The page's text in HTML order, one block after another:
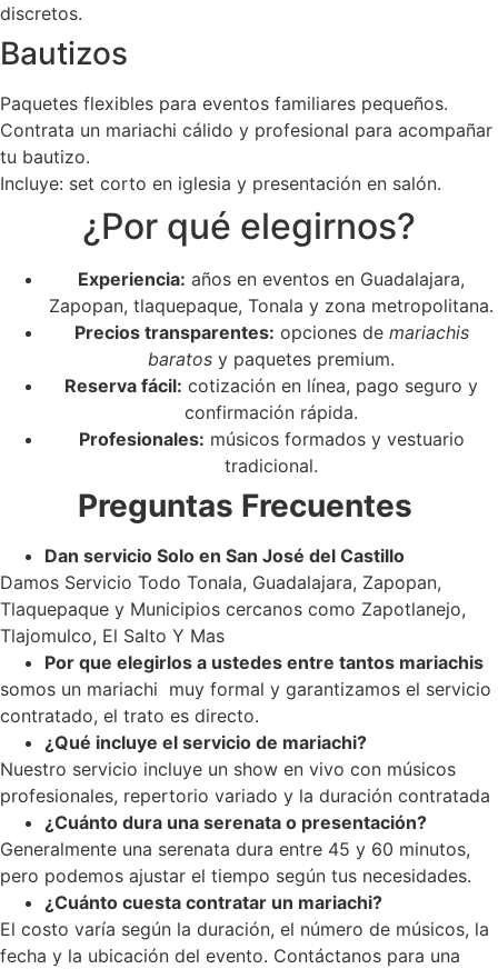
discretos.
Bautizos
Paquetes flexibles para eventos familiares pequeños.
Contrata un mariachi cálido y profesional para acompañar
tu bautizo.
Incluye: set corto en iglesia y presentación en salón.
¿Por qué elegirnos?
Experiencia: años en eventos en Guadalajara,
Zapopan, tlaquepaque, Tonala y zona metropolitana.
Precios transparentes: opciones de mariachis
baratos y paquetes premium.
Reserva fácil: cotización en línea, pago seguro y
confirmación rápida.
Profesionales: músicos formados y vestuario
tradicional.
Preguntas Frecuentes
Dan servicio Solo en San José del Castillo
Damos Servicio Todo Tonala, Guadalajara, Zapopan,
Tlaquepaque y Municipios cercanos como Zapotlanejo,
Tlajomulco, El Salto Y Mas
Por que elegirlos a ustedes entre tantos mariachis
somos un mariachi muy formal y garantizamos el servicio
contratado, el trato es directo.
¿Qué incluye el servicio de mariachi?
Nuestro servicio incluye un show en vivo con músicos
profesionales, repertorio variado y la duración contratada
¿Cuánto dura una serenata o presentación?
Generalmente una serenata dura entre 45 y 60 minutos,
pero podemos ajustar el tiempo según tus necesidades.
¿Cuánto cuesta contratar un mariachi?
El costo varía según la duración, el número de músicos, la
fecha y la ubicación del evento. Contáctanos para una